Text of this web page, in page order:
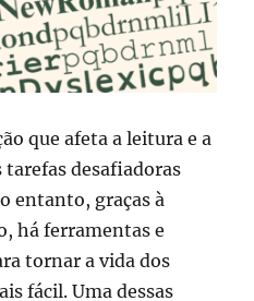
que afeta a leitura e a
desafiadoras
entanto, graças à
há ferramentas e
tornar a vida dos
fácil. Uma dessas